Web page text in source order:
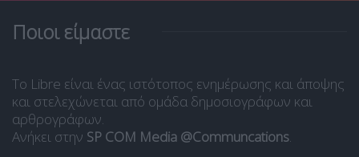
Ποιοι είμαστε
Το Libre είναι ένας ιστότοπος ενημέρωσης και άποψης
και στελεχώνεται από ομάδα δημοσιογράφων και
αρθρογράφων.
Ανήκει στην SP COM Media @Communcations.